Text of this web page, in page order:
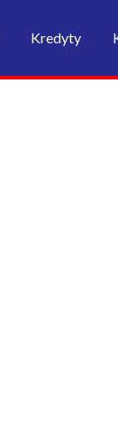
Kredyty